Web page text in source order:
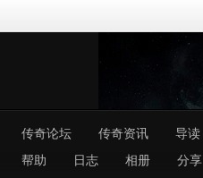
传奇论坛 传奇资讯 导读
帮助
日志 相册 分享